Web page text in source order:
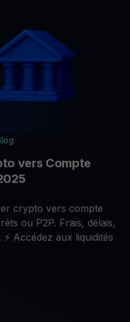
vers Compte
crypto vers compte
ou P2P. Frais, délais,
Accédez aux liquidités